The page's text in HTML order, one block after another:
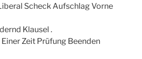
Scheck Aufschlag Vorne
Klausel .
Zeit Prüfung Beenden